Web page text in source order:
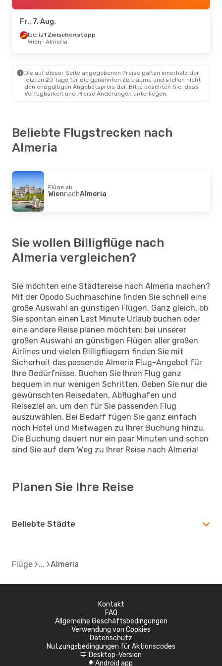
Almeria- Sevilla
So., 16. Aug.- Do., 20. Aug.
Almeria- Wien
Mi., 23. Sep.- Mi., 30. Sep.
Almeria - Wien
Fr., 7. Aug.
Iberia1 Zwischenstopp
Wien- Almeria
Die auf dieser Seite angegebenen Preise galten innerhalb der
letzten 20 Tage für die genannten Zeiträume und stellen nicht
den endgültigen Angebotspreis dar. Bitte beachten Sie, dass
Verfügbarkeit und Preise Änderungen unterliegen.
Beliebte Flugstrecken nach
Almeria
Flüge ab
WiennachAlmeria
Sie wollen Billigflüge nach
Almeria vergleichen?
Sie möchten eine Städtereise nach Almeria machen?
Mit der Opodo Suchmaschine finden Sie schnell eine
große Auswahl an günstigen Flügen. Ganz gleich, ob
Sie spontan einen Last Minute Urlaub buchen oder
eine andere Reise planen möchten: bei unserer
großen Auswahl an günstigen Flügen aller großen
Airlines und vielen Billigfliegern finden Sie mit
Sicherheit das passende Almeria Flug-Angebot für
Ihre Bedürfnisse. Buchen Sie Ihren Flug ganz
bequem in nur wenigen Schritten. Geben Sie nur die
gewünschten Reisedaten, Abflughafen und
Reiseziel an, um den für Sie passenden Flug
auszuwählen. Bei Bedarf fügen Sie ganz einfach
noch Hotel und Mietwagen zu Ihrer Buchung hinzu.
Die Buchung dauert nur ein paar Minuten und schon
sind Sie auf dem Weg zu Ihrer Reise nach Almeria!
Planen Sie Ihre Reise
Beliebte Städte
Flüge Almeria
Kontakt
FAQ
Allgemeine Geschäftsbedingungen
Verwendung von Cookies
Datenschutz
Nutzungsbedingungen für Aktionscodes
d Desktop-Version
A Android app